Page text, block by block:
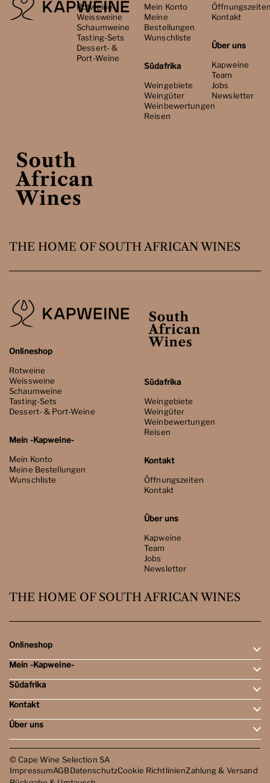
Rotweine
Weissweine
Schaumweine
Tasting-Sets
Dessert- &
Port-Weine
Mein Konto
Meine
Bestellungen
Wunschliste
Südafrika
Weingebiete
Weingüter
Weinbewertungen
Reisen
Kontakt
Über uns
Kapweine
Team
Jobs
Newsletter
THE HOME OF SOUTH AFRICAN WINES
Onlineshop
Rotweine
Weissweine
Schaumweine
Tasting-Sets
Dessert- & Port-Weine
Mein -Kapweine-
Mein Konto
Meine Bestellungen
Wunschliste
Südafrika
Weingebiete
Weingüter
Weinbewertungen
Reisen
Kontakt
Öffnungszeiten
Kontakt
Über uns
Kapweine
Team
Jobs
Newsletter
THE HOME OF SOUTH AFRICAN WINES
Onlineshop
Rotweine
Weissweine
Schaumweine
Tasting-Sets
Dessert- & Port-Weine
Mein -Kapweine-
Mein Konto
Meine Bestellungen
Wunschliste
Südafrika
Weingebiete
Weingüter
Weinbewertungen
Reisen
Kontakt
Öffnungszeiten
Kontakt
Über uns
Kapweine
Team
Jobs
Newsletter
© Cape Wine Selection SA
ImpressumAGBDatenschutzCookie RichtlinienZahlung & Versand